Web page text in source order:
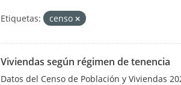
Etiquetas: censo
Viviendas según régimen de tenencia
Datos del Censo de Población y Viviendas